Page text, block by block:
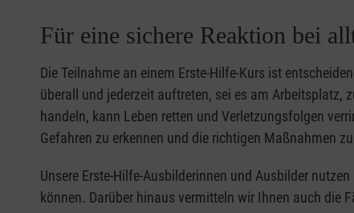
Für eine sichere Reaktion bei
Die Teilnahme an einem Erste-Hilfe-Kurs ist
überall und jederzeit auftreten, sei es am Arbeitsplatz,
handeln, kann Leben retten und Verletzungsfolgen
Gefahren zu erkennen und die richtigen Maßnahmen
Unsere Erste-Hilfe-Ausbilderinnen und Ausbilder
können. Darüber hinaus vermitteln wir Ihnen auch die